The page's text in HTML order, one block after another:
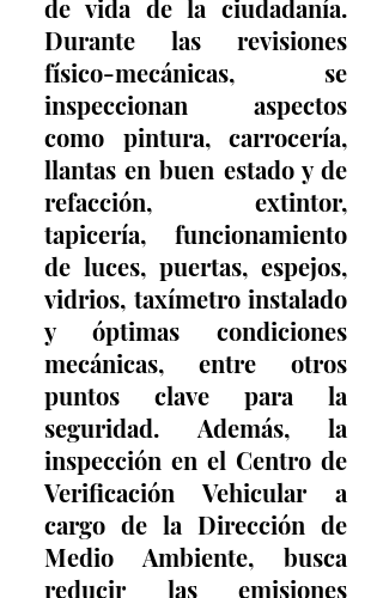
de vida de la ciudadanía.
Durante las revisiones
físico-mecánicas, se
inspeccionan aspectos
como pintura, carrocería,
llantas en buen estado y de
refacción, extintor,
tapicería, funcionamiento
de luces, puertas, espejos,
vidrios, taxímetro instalado
y óptimas condiciones
mecánicas, entre otros
puntos clave para la
seguridad. Además, la
inspección en el Centro de
Verificación Vehicular a
cargo de la Dirección de
Medio Ambiente, busca
reducir las emisiones